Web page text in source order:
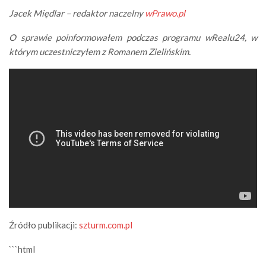
Jacek Międlar – redaktor naczelnywPrawo.pl
O sprawie poinformowałem podczas programu wRealu24, w
którym uczestniczyłem z Romanem Zielińskim.
Źródło publikacji: szturm.com.pl
```html